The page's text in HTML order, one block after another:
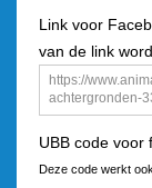
Link voor
van de link
UBB code voor
Deze code werkt